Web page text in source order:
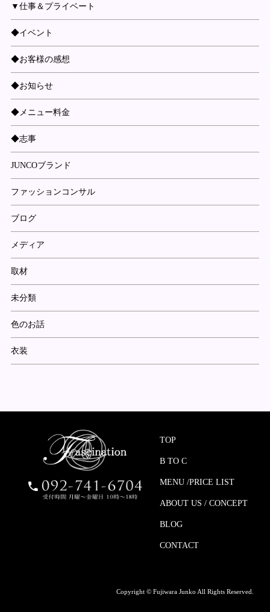
▼仕事＆プライベート
◆イベント
◆お客様の感想
◆お知らせ
◆メニュー料金
◆志事
JUNCOブランド
ファッションコンサル
ブログ
メディア
取材
未分類
色のお話
衣装
TOP
B TO C
MENU /PRICE LIST
ABOUT US / CONCEPT
BLOG
CONTACT
Copyright © Fujiwara Junko All Rights Reserved.